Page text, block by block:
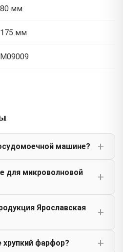
80 мм
175 мм
M09009
машине?
для микроволновой
Ярославская
фарфор?